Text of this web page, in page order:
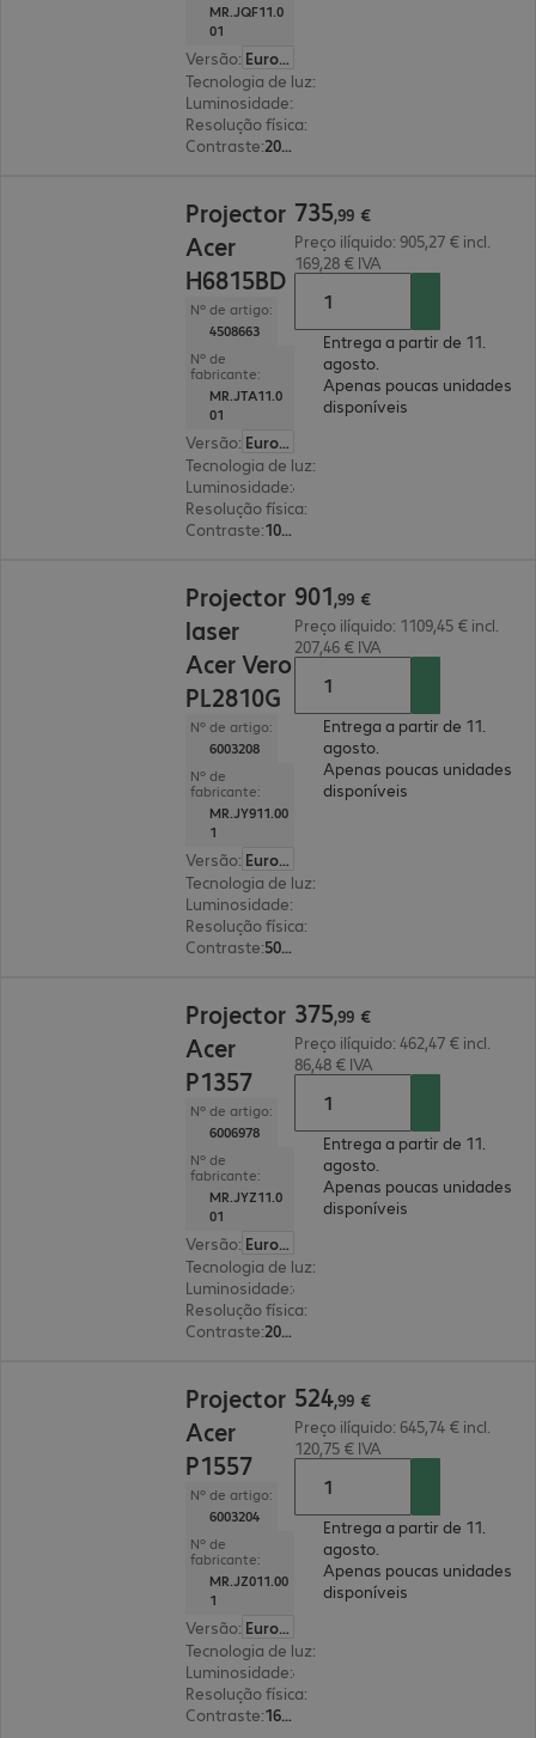
MR.JQF11.0
01
Versão:
Europa
Tecnologia de luz:
Luminosidade:
Resolução física:
Contraste: 20 000:1
Projector
Acer
H6815BD
Nº de artigo:
4508663
Nº de
fabricante:
MR.JTA11.0
01
Versão:
Europa
Tecnologia de luz:
Luminosidade:
Resolução física:
Contraste: 10 000:1
735,99 €
Preço ilíquido: 905,27 € incl.
169,28 € IVA
Entrega a partir de 11.
agosto.
Apenas poucas unidades
disponíveis
Projector
laser
Acer Vero
PL2810G
Nº de artigo:
6003208
Nº de
fabricante:
MR.JY911.00
1
Versão:
Europa
Tecnologia de luz:
Luminosidade:
Resolução física:
Contraste: 50 000:1
901,99 €
Preço ilíquido: 1109,45 € incl.
207,46 € IVA
Entrega a partir de 11.
agosto.
Apenas poucas unidades
disponíveis
Projector
Acer
P1357
Nº de artigo:
6006978
Nº de
fabricante:
MR.JYZ11.0
01
Versão:
Europa
Tecnologia de luz:
Luminosidade:
Resolução física:
Contraste: 20 000:1
375,99 €
Preço ilíquido: 462,47 € incl.
86,48 € IVA
Entrega a partir de 11.
agosto.
Apenas poucas unidades
disponíveis
Projector
Acer
P1557
Nº de artigo:
6003204
Nº de
fabricante:
MR.JZ011.00
1
Versão:
Europa
Tecnologia de luz:
Luminosidade:
Resolução física:
Contraste: 16 000:1
524,99 €
Preço ilíquido: 645,74 € incl.
120,75 € IVA
Entrega a partir de 11.
agosto.
Apenas poucas unidades
disponíveis